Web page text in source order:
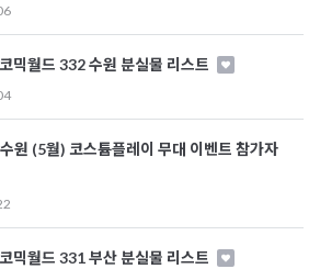
믹월드 332 수원 분실물 리스트
원 (5월) 코스튬플레이 무대 이벤트 참가자
믹월드 331 부산 분실물 리스트